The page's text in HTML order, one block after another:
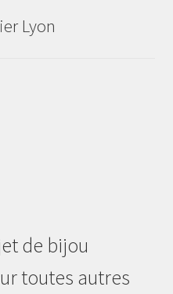
Lyon
de bijou
toutes autres